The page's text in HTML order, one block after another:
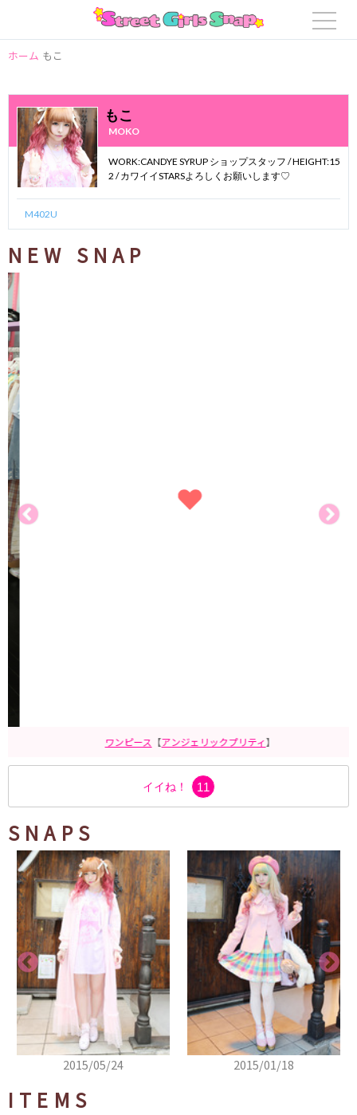
ホーム もこ
もこ
MOKO
WORK:CANDYE SYRUP ショップスタッフ / HEIGHT:15
2 / カワイイSTARSよろしくお願いします♡
M402U
NEW SNAP
ワンピース【アンジェリックプリティ】
イイね！ 11
SNAPS
2015/05/24 2015/01/18
ITEMS